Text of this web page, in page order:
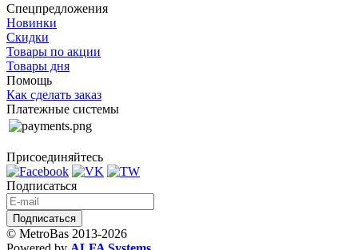
Спецпредложения
Новинки
Скидки
Товары по акции
Товары дня
Помощь
Как сделать заказ
Платежные системы
Присоединяйтесь
Подписаться
© MetroBas 2013-2026